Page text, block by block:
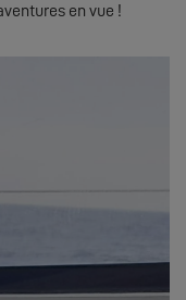
en vue !